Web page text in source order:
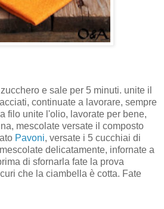
e sale per 5 minuti. unite il
continuate a lavorare, sempre
filo unite l'olio, lavorate per bene,
mescolate versate il composto
Pavoni, versate i 5 cucchiai di
delicatamente, infornate a
di sfornarla fate la prova
che la ciambella è cotta. Fate